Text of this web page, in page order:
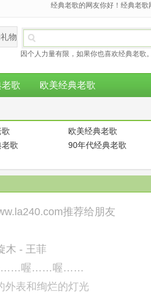
经典老歌的网友你好！经典老
物
因个人力量有限，如果你也喜欢经典老歌
歌 欧美经典老歌
欧美经典老歌
歌 90年代经典老歌
推荐给朋友
木 - 王菲
……喔……喔……
外表和绚烂的灯光